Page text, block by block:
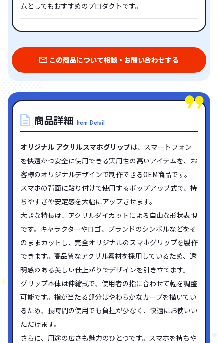
ムとしてもおすすめのプロダクトです。
この商品について相談・お問い合わせする
商品詳細 Item Detail
オリジナル アクリルスマホグリップは、スマートフォン
を快適かつ安全に使用できる実用性の高いアイテムを、お
客様のオリジナルデザインで制作できるOEM商品です。
スマホの背面に貼り付けて使用するポップアップ式で、持
ちやすさや安定感を大幅にアップさせます。
大きな特長は、アクリルダイカットによる自由な形状表現
です。キャラクターやロゴ、ブランドのシンボルなどをそ
のままカットし、完全オリジナルのスマホグリップを製作
できます。高品質なアクリル素材を採用しているため、透
明感のある美しい仕上がりでデザインを引き立てます。
グリップ本体は伸縮式で、使用者の指に合わせて幅を調整
可能です。指が当たる部分はやわらかなカーブを描いてい
るため、長時間の使用でも負担が少なく、快適にお使いい
ただけます。
さらに、用途の広さも魅力のひとつです。スマホを持ちや